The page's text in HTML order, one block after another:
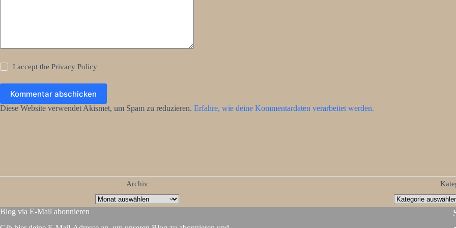
I accept thePrivacy Policy
Kommentar abschicken
Diese Website verwendet Akismet, um Spam zu reduzieren. Erfahre, wie deine Kommentardaten verarbeitet werden.
Archiv
Blog via E-Mail abonnieren